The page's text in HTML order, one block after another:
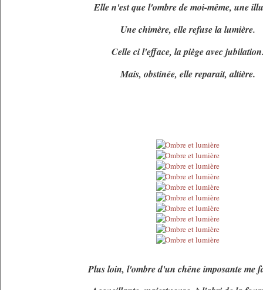
Elle n'est que l'ombre de moi-même, une
Une chimère, elle refuse la lumière.
Celle ci l'efface, la piège avec
Mais, obstinée, elle reparait, altière.
Plus loin, l'ombre d'un chêne imposante me